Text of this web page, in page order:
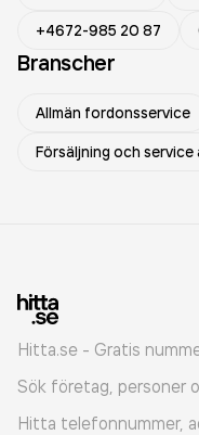
+4672-985 20 87
Branscher
Allmän fordonsservice
Försäljning och
Hitta.se - Gratis
Sök företag, personer
Hitta telefonnummer,